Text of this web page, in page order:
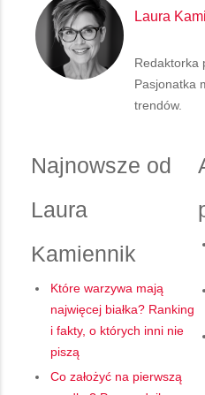
Laura
Redaktorka
Pasjonatka
trendów.
Najnowsze od
Laura
Kamiennik
Które warzywa mają
najwięcej białka? Ranking
i fakty, o których inni nie
piszą
Co założyć na pierwszą